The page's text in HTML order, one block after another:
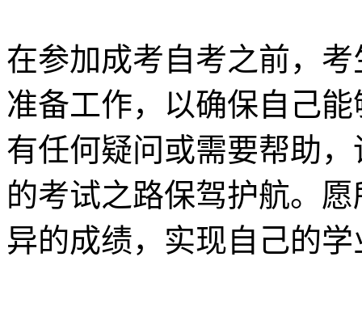
在参加成考自考之前，
准备工作，以确保自己
有任何疑问或需要帮助
的考试之路保驾护航。
异的成绩，实现自己的